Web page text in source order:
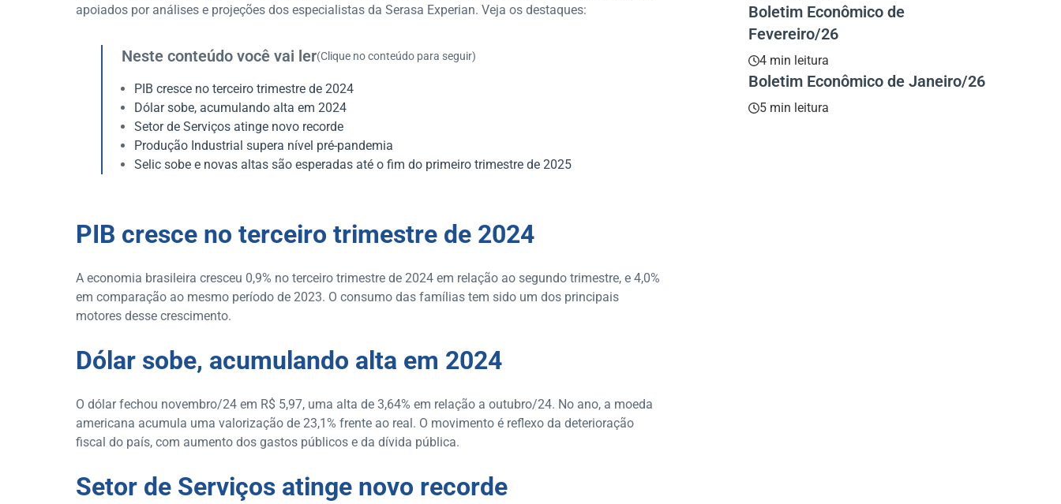
apoiados por análises e projeções dos especialistas da Serasa Experian. Veja os destaques:
Neste conteúdo você vai ler(Clique no conteúdo para seguir)
PIB cresce no terceiro trimestre de 2024
Dólar sobe, acumulando alta em 2024
Setor de Serviços atinge novo recorde
Produção Industrial supera nível pré-pandemia
Selic sobe e novas altas são esperadas até o fim do primeiro trimestre de 2025
PIB cresce no terceiro trimestre de 2024
A economia brasileira cresceu 0,9% no terceiro trimestre de 2024 em relação ao segundo trimestre, e 4,0%
em comparação ao mesmo período de 2023. O consumo das famílias tem sido um dos principais
motores desse crescimento.
Dólar sobe, acumulando alta em 2024
O dólar fechou novembro/24 em R$ 5,97, uma alta de 3,64% em relação a outubro/24. No ano, a moeda
americana acumula uma valorização de 23,1% frente ao real. O movimento é reflexo da deterioração
fiscal do país, com aumento dos gastos públicos e da dívida pública.
Setor de Serviços atinge novo recorde
Boletim Econômico de
Fevereiro/26
4 min leitura
Boletim Econômico de Janeiro/26
5 min leitura